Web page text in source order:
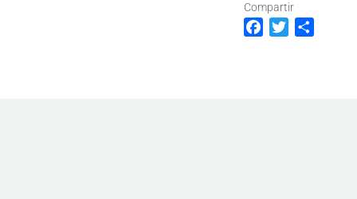
Compartir
Facebook
Twitter